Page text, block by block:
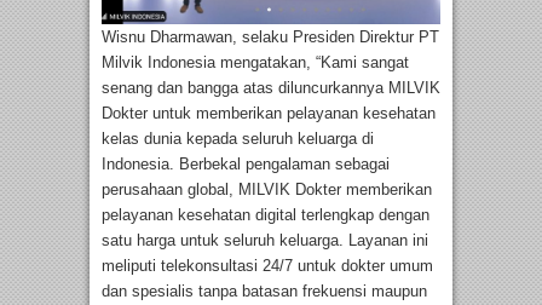
Wisnu Dharmawan, selaku Presiden Direktur PT
Milvik Indonesia mengatakan, “Kami sangat
senang dan bangga atas diluncurkannya MILVIK
Dokter untuk memberikan pelayanan kesehatan
kelas dunia kepada seluruh keluarga di
Indonesia. Berbekal pengalaman sebagai
perusahaan global, MILVIK Dokter memberikan
pelayanan kesehatan digital terlengkap dengan
satu harga untuk seluruh keluarga. Layanan ini
meliputi telekonsultasi 24/7 untuk dokter umum
dan spesialis tanpa batasan frekuensi maupun